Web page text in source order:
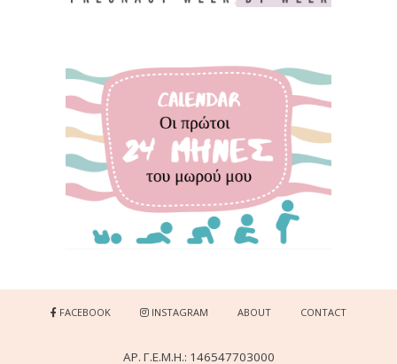
FACEBOOK INSTAGRAM ABOUT CONTACT
ΑΡ. Γ.Ε.Μ.Η.: 146547703000